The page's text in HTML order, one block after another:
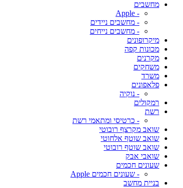
מחשבים
- Apple
- מחשבים ניידים
- מחשבים נייחים
מיקרופונים
מכונות קפה
מקרנים
משחקים
משרד
פלאפונים
- נוקיה
רמקולים
רשת
- כרטיסי ומתאמי רשת
שואב מקרצף רובוטי
שואב שוטף אלחוטי
שואב שוטף רובוטי
שואבי אבק
שעונים חכמים
- שעונים חכמים Apple
בניית מחשב